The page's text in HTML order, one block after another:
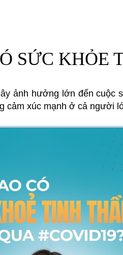
SỨC KHỎE
ảnh hưởng lớn đến cuộc
cảm xúc mạnh ở cả người